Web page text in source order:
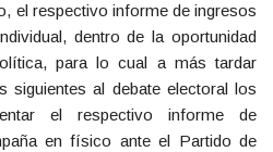
el respectivo informe de ingresos
dentro de la oportunidad
para lo cual a más tardar
al debate electoral los
el respectivo informe de
en físico ante el Partido de